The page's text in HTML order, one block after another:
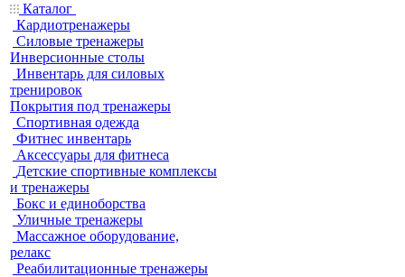
Каталог
Кардиотренажеры
Силовые тренажеры
Инверсионные столы
Инвентарь для силовых
тренировок
Покрытия под тренажеры
Спортивная одежда
Фитнес инвентарь
Аксессуары для фитнеса
Детские спортивные комплексы
и тренажеры
Бокс и единоборства
Уличные тренажеры
Массажное оборудование,
релакс
Реабилитационные тренажеры